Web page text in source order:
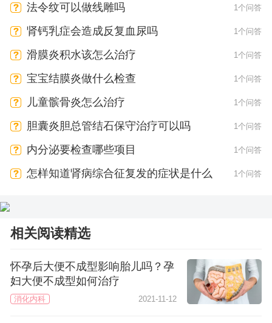
法令纹可以做线雕吗 1个问答
肾钙乳症会造成反复血尿吗 1个问答
滑膜炎积水该怎么治疗 1个问答
宝宝结膜炎做什么检查 1个问答
儿童髌骨炎怎么治疗 1个问答
胆囊炎胆总管结石保守治疗可以吗 1个问答
内分泌要检查哪些项目 1个问答
怎样知道肾病综合征复发的症状是什么 1个问答
相关阅读精选
怀孕后大便不成型影响胎儿吗？孕
妇大便不成型如何治疗
消化内科 2021-11-12